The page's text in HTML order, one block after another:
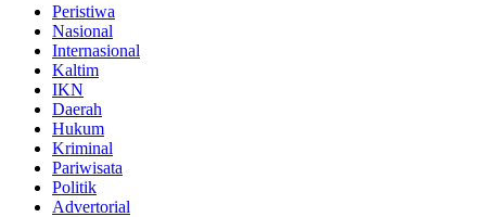
Peristiwa
Nasional
Internasional
Kaltim
IKN
Daerah
Hukum
Kriminal
Pariwisata
Politik
Advertorial